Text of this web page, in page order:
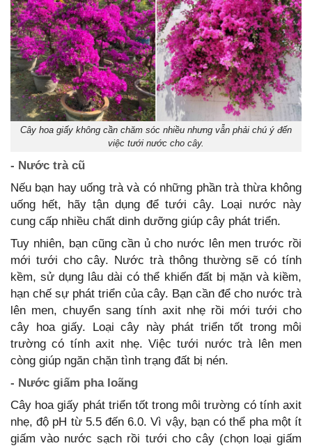
Cây hoa giấy không cần chăm sóc nhiều nhưng vẫn phải chú ý đến
việc tưới nước cho cây.
- Nước trà cũ
Nếu bạn hay uống trà và có những phần trà thừa không
uống hết, hãy tận dụng để tưới cây. Loại nước này
cung cấp nhiều chất dinh dưỡng giúp cây phát triển.
Tuy nhiên, bạn cũng cần ủ cho nước lên men trước rồi
mới tưới cho cây. Nước trà thông thường sẽ có tính
kềm, sử dụng lâu dài có thể khiến đất bị mặn và kiềm,
hạn chế sự phát triển của cây. Bạn cần để cho nước trà
lên men, chuyển sang tính axit nhẹ rồi mới tưới cho
cây hoa giấy. Loại cây này phát triển tốt trong môi
trường có tính axit nhẹ. Việc tưới nước trà lên men
còng giúp ngăn chặn tình trạng đất bị nén.
- Nước giấm pha loãng
Cây hoa giấy phát triển tốt trong môi trường có tính axit
nhẹ, độ pH từ 5.5 đến 6.0. Vì vậy, bạn có thể pha một ít
giấm vào nước sạch rồi tưới cho cây (chọn loại giấm